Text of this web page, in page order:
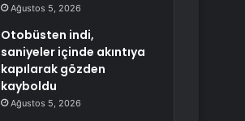
Ağustos 5, 2026
Otobüsten indi,
saniyeler içinde akıntıya
kapılarak gözden
kayboldu
Ağustos 5, 2026